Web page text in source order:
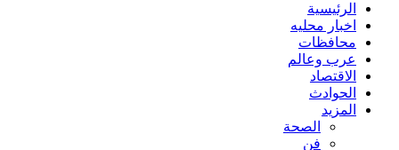
الرئيسية
اخبار محليه
محافظات
عرب وعالم
الاقتصاد
الحوادث
المزيد
الصحة
فن